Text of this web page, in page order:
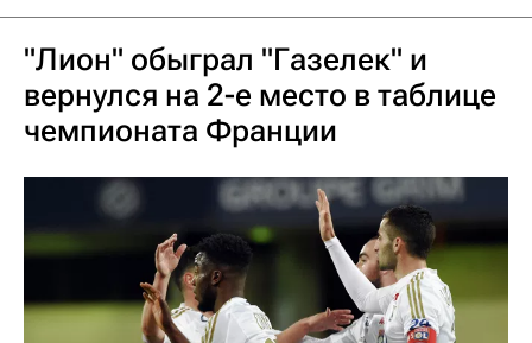
"Лион" обыграл "Газелек" и
вернулся на 2-е место в таблице
чемпионата Франции